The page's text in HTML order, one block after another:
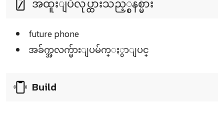
အထူးျပဳလုပ္ထားသည့္စနစ္မ်ား
future phone
အခ်က္အလက္မ်ားျပမ်က္ႏွာျပင္
Build